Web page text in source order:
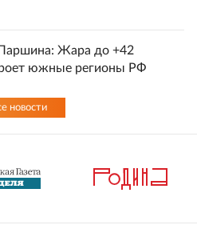
Жара до +42
южные регионы РФ
новости